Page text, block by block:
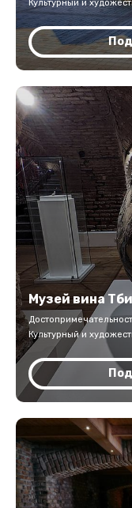
Культурный и
Музей вина
Культурный и